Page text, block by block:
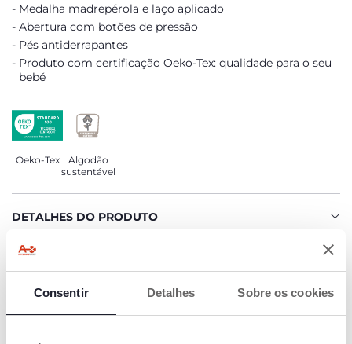
Consentir Detalhes Sobre os cookies
Medalha madrepérola e laço aplicado
Abertura com botões de pressão
Pés antiderrapantes
Produto com certificação Oeko-Tex: qualidade para o seu
bebé
Oeko-Tex
Algodão
sustentável
DETALHES DO PRODUTO